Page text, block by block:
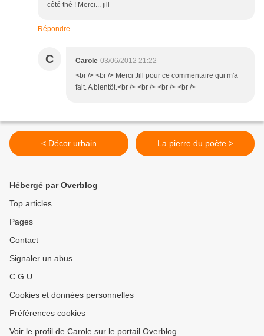
côté thé ! Merci... jill
Répondre
C Carole 03/06/2012 21:22
<br /> <br /> Merci Jill pour ce commentaire qui m'a
fait. A bientôt.<br /> <br /> <br /> <br />
< Décor urbain La pierre du poète >
Hébergé par Overblog
Top articles
Pages
Contact
Signaler un abus
C.G.U.
Cookies et données personnelles
Préférences cookies
Voir le profil de Carole sur le portail Overblog